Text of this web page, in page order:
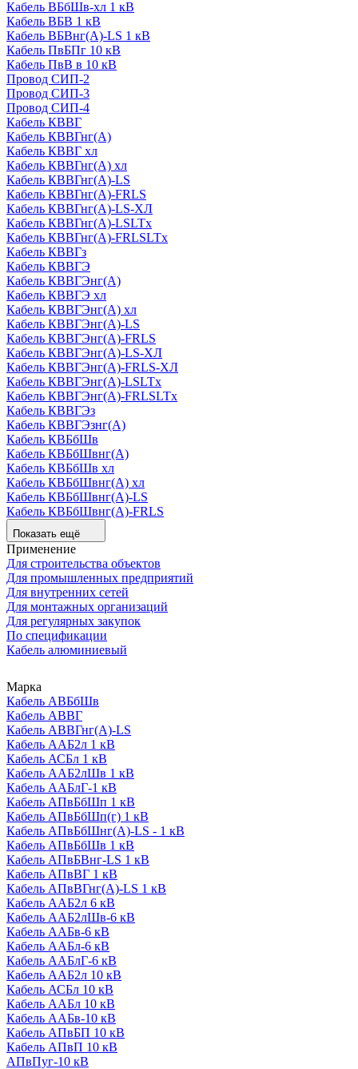
Кабель ВБбШв-хл 1 кВ
Кабель ВБВ 1 кВ
Кабель ВБВнг(А)-LS 1 кВ
Кабель ПвБПг 10 кВ
Кабель ПвВ в 10 кВ
Провод СИП-2
Провод СИП-3
Провод СИП-4
Кабель КВВГ
Кабель КВВГнг(А)
Кабель КВВГ хл
Кабель КВВГнг(А) хл
Кабель КВВГнг(А)-LS
Кабель КВВГнг(А)-FRLS
Кабель КВВГнг(А)-LS-ХЛ
Кабель КВВГнг(А)-LSLTx
Кабель КВВГнг(А)-FRLSLTx
Кабель КВВГз
Кабель КВВГЭ
Кабель КВВГЭнг(А)
Кабель КВВГЭ хл
Кабель КВВГЭнг(А) хл
Кабель КВВГЭнг(А)-LS
Кабель КВВГЭнг(А)-FRLS
Кабель КВВГЭнг(А)-LS-ХЛ
Кабель КВВГЭнг(А)-FRLS-ХЛ
Кабель КВВГЭнг(А)-LSLTx
Кабель КВВГЭнг(А)-FRLSLTx
Кабель КВВГЭз
Кабель КВВГЭзнг(А)
Кабель КВБбШв
Кабель КВБбШвнг(А)
Кабель КВБбШв хл
Кабель КВБбШвнг(А) хл
Кабель КВБбШвнг(А)-LS
Кабель КВБбШвнг(А)-FRLS
Показать ещё
Применение
Для строительства объектов
Для промышленных предприятий
Для внутренних сетей
Для монтажных организаций
Для регулярных закупок
По спецификации
Кабель алюминиевый
Марка
Кабель АВБбШв
Кабель АВВГ
Кабель АВВГнг(А)-LS
Кабель ААБ2л 1 кВ
Кабель АСБл 1 кВ
Кабель ААБ2лШв 1 кВ
Кабель ААБлГ-1 кВ
Кабель АПвБбШп 1 кВ
Кабель АПвБбШп(г) 1 кВ
Кабель АПвБбШнг(А)-LS - 1 кВ
Кабель АПвБбШв 1 кВ
Кабель АПвБВнг-LS 1 кВ
Кабель АПвВГ 1 кВ
Кабель АПвВГнг(А)-LS 1 кВ
Кабель ААБ2л 6 кВ
Кабель ААБ2лШв-6 кВ
Кабель ААБв-6 кВ
Кабель ААБл-6 кВ
Кабель ААБлГ-6 кВ
Кабель ААБ2л 10 кВ
Кабель АСБл 10 кВ
Кабель ААБл 10 кВ
Кабель ААБв-10 кВ
Кабель АПвБП 10 кВ
Кабель АПвП 10 кВ
АПвПуг-10 кВ